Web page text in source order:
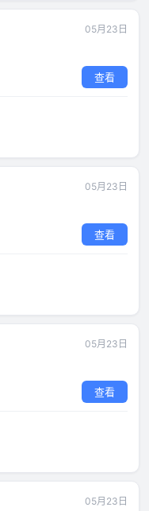
05月23日
查看
05月23日
查看
05月23日
查看
05月23日